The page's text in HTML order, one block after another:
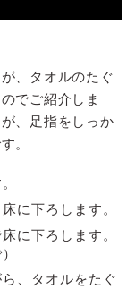
、タオルのたぐ
でご紹介しま
、足指をしっか
。
に下ろします。
に下ろします。
、タオルをたぐ